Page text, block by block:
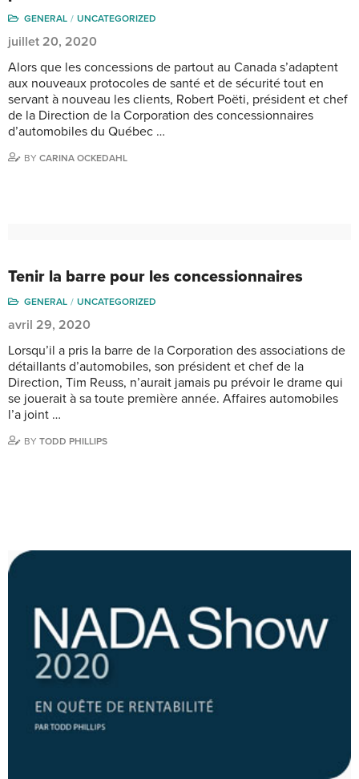
GENERAL UNCATEGORIZED
juillet 20, 2020
Alors que les concessions de partout au Canada s’adaptent
aux nouveaux protocoles de santé et de sécurité tout en
servant à nouveau les clients, Robert Poëti, président et chef
de la Direction de la Corporation des concessionnaires
d’automobiles du Québec …
BY CARINA OCKEDAHL
Tenir la barre pour les concessionnaires
GENERAL UNCATEGORIZED
avril 29, 2020
Lorsqu’il a pris la barre de la Corporation des associations de
détaillants d’automobiles, son président et chef de la
Direction, Tim Reuss, n’aurait jamais pu prévoir le drame qui
se jouerait à sa toute première année. Affaires automobiles
l’a joint …
BY TODD PHILLIPS